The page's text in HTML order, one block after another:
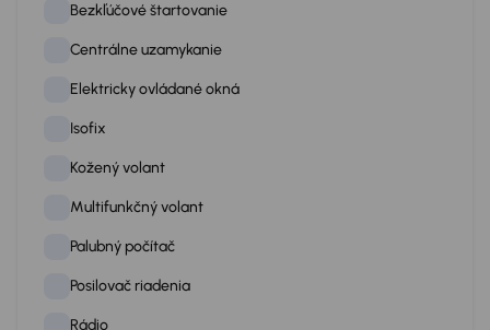
Bezkľúčové štartovanie
Centrálne uzamykanie
Elektricky ovládané okná
Isofix
Kožený volant
Multifunkčný volant
Palubný počítač
Posilovač riadenia
Rádio